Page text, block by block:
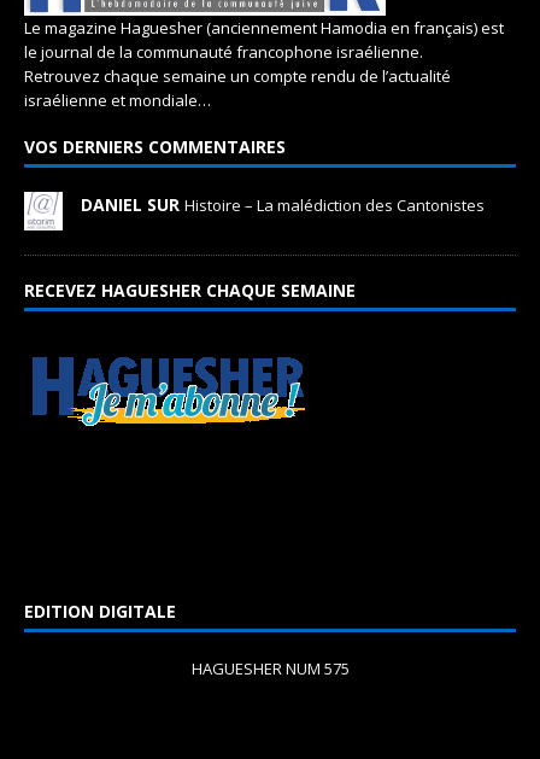
Le magazine Haguesher (anciennement Hamodia en français) est
le journal de la communauté francophone israélienne.
Retrouvez chaque semaine un compte rendu de l’actualité
israélienne et mondiale…
VOS DERNIERS COMMENTAIRES
DANIEL SUR Histoire – La malédiction des Cantonistes
RECEVEZ HAGUESHER CHAQUE SEMAINE
EDITION DIGITALE
HAGUESHER NUM 575